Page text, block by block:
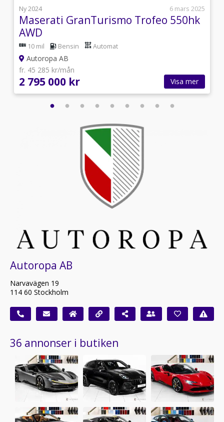
Ny 2024 6 mars 2025
Maserati GranTurismo Trofeo 550hk
AWD
10 mil Bensin Automat
Autoropa AB
fr. 45 285 kr/mån
2 795 000 kr Visa mer
Autoropa AB
Narvavägen 19
114 60 Stockholm
36 annonser i butiken